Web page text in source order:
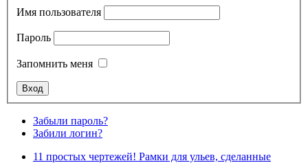
Имя пользователя
Пароль
Запомнить меня
Забыли пароль?
Забили логин?
11 простых чертежей! Рамки для ульев, сделанные